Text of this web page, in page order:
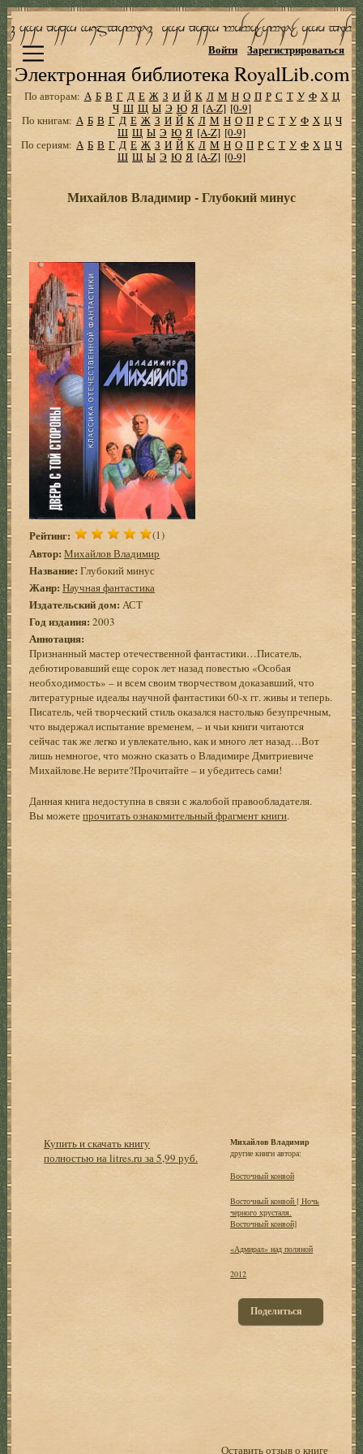
Электронная библиотека RoyalLib.com
Войти Зарегистрироваться
По авторам: А Б В Г Д Е Ж З И Й К Л М Н О П Р С Т У Ф Х Ц
Ч Ш Щ Ы Э Ю Я [A-Z] [0-9]
По книгам: А Б В Г Д Е Ж З И Й К Л М Н О П Р С Т У Ф Х Ц Ч
Ш Щ Ы Э Ю Я [A-Z] [0-9]
По сериям: А Б В Г Д Е Ж З И Й К Л М Н О П Р С Т У Ф Х Ц Ч
Ш Щ Ы Э Ю Я [A-Z] [0-9]
Михайлов Владимир - Глубокий минус
Рейтинг: (1)
Автор: Михайлов Владимир
Название: Глубокий минус
Жанр: Научная фантастика
Издательский дом: АСТ
Год издания: 2003
Аннотация:
Признанный мастер отечественной фантастики…Писатель,
дебютировавший еще сорок лет назад повестью «Особая
необходимость» – и всем своим творчеством доказавший, что
литературные идеалы научной фантастики 60-х гг. живы и теперь.
Писатель, чей творческий стиль оказался настолько безупречным,
что выдержал испытание временем, – и чьи книги читаются
сейчас так же легко и увлекательно, как и много лет назад…Вот
лишь немногое, что можно сказать о Владимире Дмитриевиче
Михайлове.Не верите?Прочитайте – и убедитесь сами!
Данная книга недоступна в связи с жалобой правообладателя.
Вы можетепрочитать ознакомительный фрагмент книги.
Купить и скачать книгу
полностью на litres.ru за 5,99 руб.
Михайлов Владимир
другие книги автора:
Восточный конвой
Восточный конвой [ Ночь
черного хрусталя.
Восточный конвой]
«Адмирал» над поляной
2012
Поделиться
Оставить отзыв о книге